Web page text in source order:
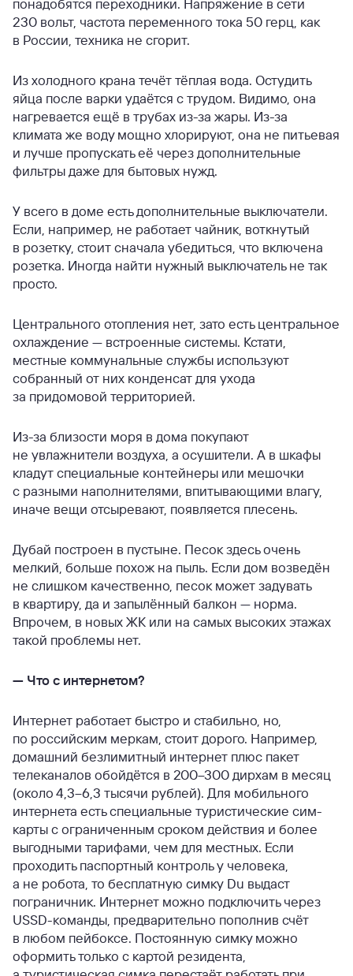
понадобятся переходники. Напряжение в сети
230 вольт, частота переменного тока 50 герц, как
в России, техника не сгорит.
Из холодного крана течёт тёплая вода. Остудить
яйца после варки удаётся с трудом. Видимо, она
нагревается ещё в трубах из-за жары. Из-за
климата же воду мощно хлорируют, она не питьевая
и лучше пропускать её через дополнительные
фильтры даже для бытовых нужд.
У всего в доме есть дополнительные выключатели.
Если, например, не работает чайник, воткнутый
в розетку, стоит сначала убедиться, что включена
розетка. Иногда найти нужный выключатель не так
просто.
Центрального отопления нет, зато есть центральное
охлаждение — встроенные системы. Кстати,
местные коммунальные службы используют
собранный от них конденсат для ухода
за придомовой территорией.
Из-за близости моря в дома покупают
не увлажнители воздуха, а осушители. А в шкафы
кладут специальные контейнеры или мешочки
с разными наполнителями, впитывающими влагу,
иначе вещи отсыревают, появляется плесень.
Дубай построен в пустыне. Песок здесь очень
мелкий, больше похож на пыль. Если дом возведён
не слишком качественно, песок может задувать
в квартиру, да и запылённый балкон — норма.
Впрочем, в новых ЖК или на самых высоких этажах
такой проблемы нет.
— Что с интернетом?
Интернет работает быстро и стабильно, но,
по российским меркам, стоит дорого. Например,
домашний безлимитный интернет плюс пакет
телеканалов обойдётся в 200–300 дирхам в месяц
(около 4,3–6,3 тысячи рублей). Для мобильного
интернета есть специальные туристические сим-
карты с ограниченным сроком действия и более
выгодными тарифами, чем для местных. Если
проходить паспортный контроль у человека,
а не робота, то бесплатную симку Du выдаст
пограничник. Интернет можно подключить через
USSD-команды, предварительно пополнив счёт
в любом пейбоксе. Постоянную симку можно
оформить только с картой резидента,